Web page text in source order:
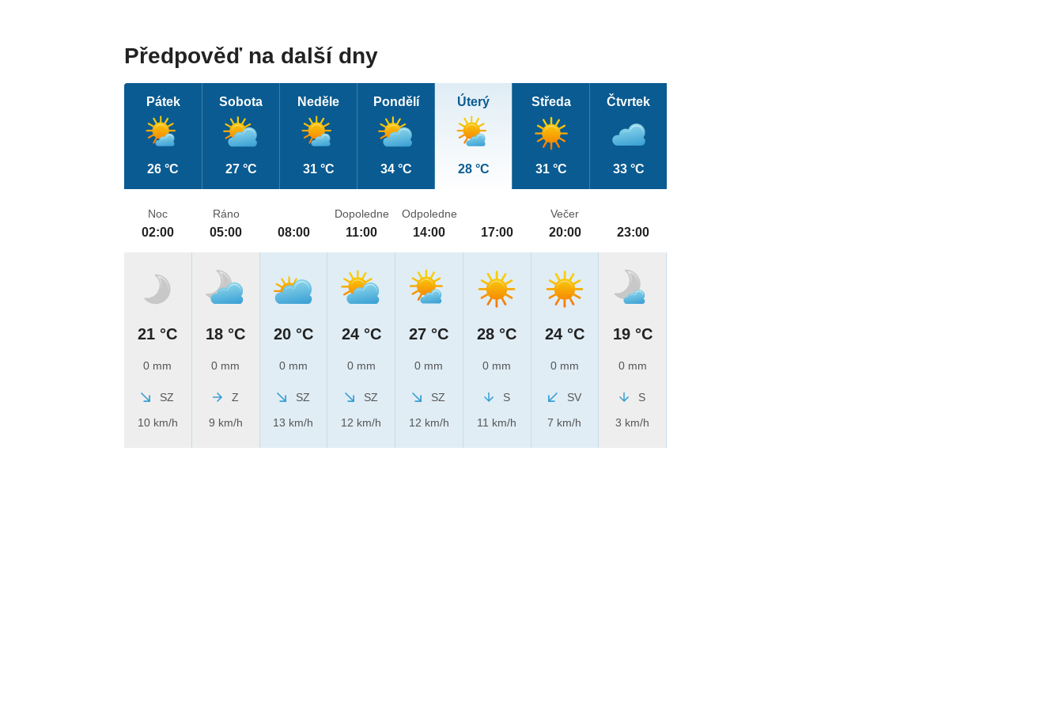
Předpověď na další dny
Pátek
26 °C
Sobota
27 °C
Neděle
31 °C
Pondělí
34 °C
Úterý
28 °C
Středa
31 °C
Čtvrtek
33 °C
Noc
02:00
21 °C
0 mm
SZ
10 km/h
Ráno
05:00
18 °C
0 mm
Z
9 km/h
08:00
20 °C
0 mm
SZ
13 km/h
Dopoledne
11:00
24 °C
0 mm
SZ
12 km/h
Odpoledne
14:00
27 °C
0 mm
SZ
12 km/h
17:00
28 °C
0 mm
S
11 km/h
Večer
20:00
24 °C
0 mm
SV
7 km/h
23:00
19 °C
0 mm
S
3 km/h